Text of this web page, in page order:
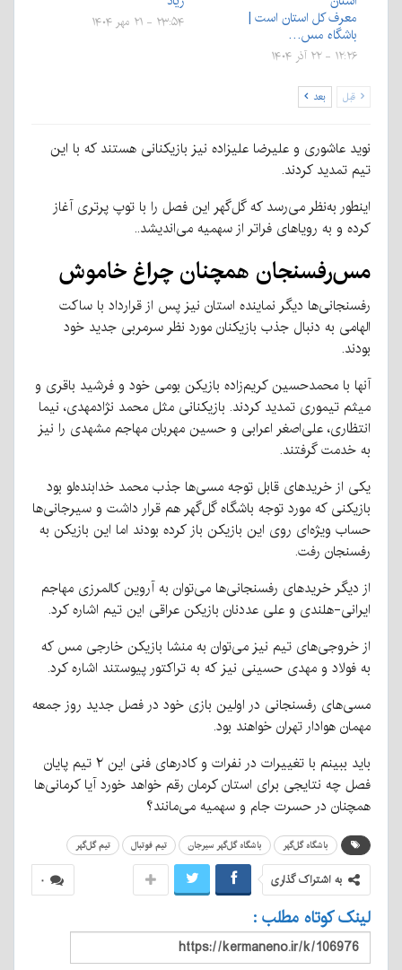
معرف کل استان است |
باشگاه مس…
۱۲:۲۶ - ۲۲ آذر ۱۴۰۴
۲۳:۵۴ - ۲۱ مهر ۱۴۰۴
قبل بعد
نوید عاشوری و علیرضا علیزاده نیز بازیکنانی هستند که با این
تیم تمدید کردند.
اینطور به‌نظر می‌رسد که گل‎‌گهر این فصل را با توپ پرتری آغاز
کرده و به رویاهای فراتر از سهمیه می‌اندیشد..
مس‌رفسنجان همچنان چراغ خاموش
رفسنجانی‌ها دیگر نماینده استان نیز پس از قرارداد با ساکت
الهامی به دنبال جذب بازیکنان مورد نظر سرمربی جدید خود
بودند.
آنها با محمدحسین کریم‌زاده بازیکن بومی خود و فرشید باقری و
میثم تیموری تمدید کردند. بازیکنانی مثل محمد نژادمهدی، نیما
انتظاری، علی‌اصغر اعرابی و حسین مهربان مهاجم مشهدی را نیز
به خدمت گرفتند.
یکی از خریدهای قابل توجه مسی‌ها جذب محمد خدابنده‌لو بود
بازیکنی که مورد توجه باشگاه گل‌گهر هم قرار داشت و سیرجانی‌ها
حساب ویژه‌ای روی این بازیکن باز کرده بودند اما این بازیکن به
رفسنجان رفت.
از دیگر خریدهای رفسنجانی‌ها می‌توان به آروین کالمرزی مهاجم
ایرانی-هلندی و علی عددنان بازیکن عراقی این تیم اشاره کرد.
از خروجی‌های تیم نیز می‌توان به منشا بازیکن خارجی مس که
به فولاد و مهدی حسینی نیز که به تراکتور پیوستند اشاره کرد.
مسی‌های رفسنجانی در اولین بازی خود در فصل جدید روز جمعه
مهمان هوادار تهران خواهند بود.
باید ببینم با تغییرات در نفرات و کادرهای فنی این ۲ تیم پایان
فصل چه نتایجی برای استان کرمان رقم خواهد خورد آیا کرمانی‌ها
همچنان در حسرت جام و سهمیه می‌مانند؟
باشگاه گل‌گهر باشگاه گل‌گهر سیرجان تیم فوتبال تیم گل‌گهر
۰ به اشتراک گذاری
لینک کوتاه مطلب :